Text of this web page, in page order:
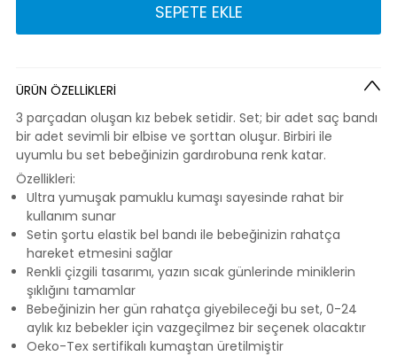
SEPETE EKLE
ÜRÜN ÖZELLİKLERİ
3 parçadan oluşan kız bebek setidir. Set; bir adet saç bandı
bir adet sevimli bir elbise ve şorttan oluşur. Birbiri ile
uyumlu bu set bebeğinizin gardırobuna renk katar.
Özellikleri:
Ultra yumuşak pamuklu kumaşı sayesinde rahat bir
kullanım sunar
Setin şortu elastik bel bandı ile bebeğinizin rahatça
hareket etmesini sağlar
Renkli çizgili tasarımı, yazın sıcak günlerinde miniklerin
şıklığını tamamlar
Bebeğinizin her gün rahatça giyebileceği bu set, 0-24
aylık kız bebekler için vazgeçilmez bir seçenek olacaktır
Oeko-Tex sertifikalı kumaştan üretilmiştir